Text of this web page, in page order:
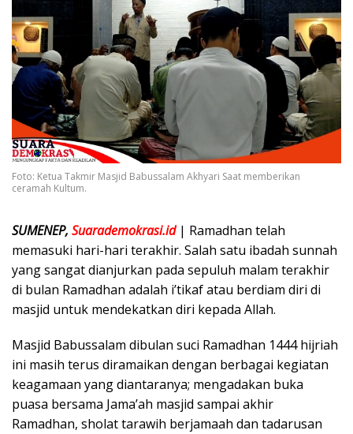
Foto: Ketua Takmir Masjid Babussalam Akhyari Saat memberikan
ceramah Kultum.
SUMENEP, Suarademokrasi.id | Ramadhan telah
memasuki hari-hari terakhir. Salah satu ibadah sunnah
yang sangat dianjurkan pada sepuluh malam terakhir
di bulan Ramadhan adalah i’tikaf atau berdiam diri di
masjid untuk mendekatkan diri kepada Allah.
Masjid Babussalam dibulan suci Ramadhan 1444 hijriah
ini masih terus diramaikan dengan berbagai kegiatan
keagamaan yang diantaranya; mengadakan buka
puasa bersama Jama’ah masjid sampai akhir
Ramadhan, sholat tarawih berjamaah dan tadarusan